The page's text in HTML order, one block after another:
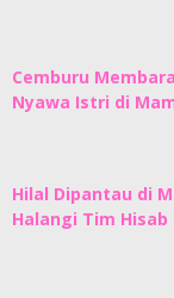
Cemburu
Nyawa Istri di
Hilal Dipantau di
Halangi Tim